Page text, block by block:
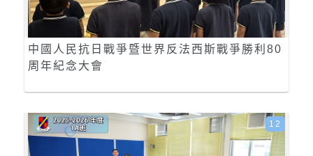
中國人民抗日戰爭暨世界反法西斯戰爭勝利80
周年紀念大會
12